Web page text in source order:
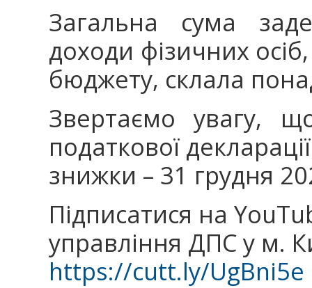
Загальна сума
доходи фізичних
бюджету, склала
Звертаємо увагу,
податкової
знижки – 31 грудня
Підписатися на
управління ДПС у м.
https://cutt.ly/UgBni5e